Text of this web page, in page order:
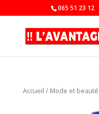
065 51 23 12
Accueil / Mode et beauté